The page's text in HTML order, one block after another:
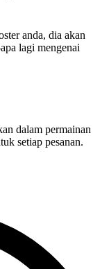
anda, dia akan
lagi mengenai
pemuka anda
perlawanan
dalam permainan
setiap pesanan.